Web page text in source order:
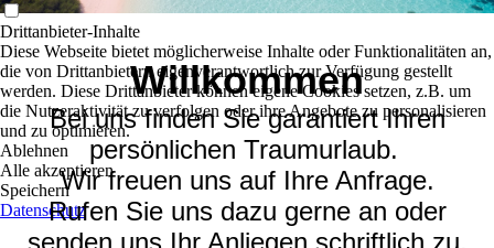
Willkommen
Bei uns finden Sie garantiert Ihren
persönlichen Traumurlaub.
Wir freuen uns auf Ihre Anfrage.
Rufen Sie uns dazu gerne an oder
senden uns Ihr Anliegen schriftlich zu.
Drittanbieter-Inhalte
Diese Webseite bietet möglicherweise Inhalte oder Funktionalitäten an,
die von Drittanbietern eigenverantwortlich zur Verfügung gestellt
werden. Diese Drittanbieter können eigene Cookies setzen, z.B. um
die Nutzeraktivität zu verfolgen oder ihre Angebote zu personalisieren
und zu optimieren.
Ablehnen
Alle akzeptieren
Speichern
Datenschutz